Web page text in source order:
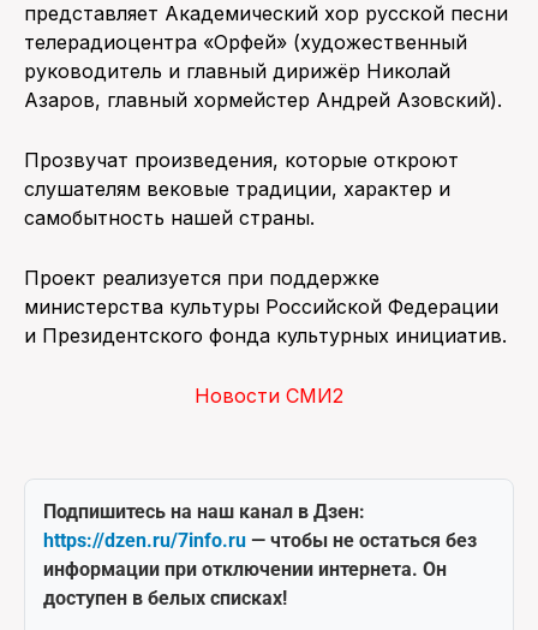
представляет Академический хор русской песни
телерадиоцентра «Орфей» (художественный
руководитель и главный дирижёр Николай
Азаров, главный хормейстер Андрей Азовский).
Прозвучат произведения, которые откроют
слушателям вековые традиции, характер и
самобытность нашей страны.
Проект реализуется при поддержке
министерства культуры Российской Федерации
и Президентского фонда культурных инициатив.
Новости СМИ2
Подпишитесь на наш канал в Дзен:
https://dzen.ru/7info.ru — чтобы не остаться без
информации при отключении интернета. Он
доступен в белых списках!